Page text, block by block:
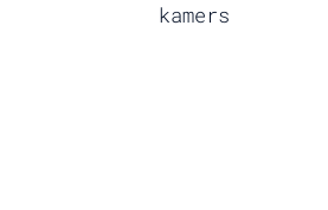
kamers